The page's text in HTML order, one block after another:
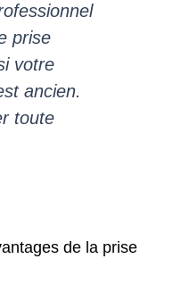
prise
votre
ancien.
toute
de la prise